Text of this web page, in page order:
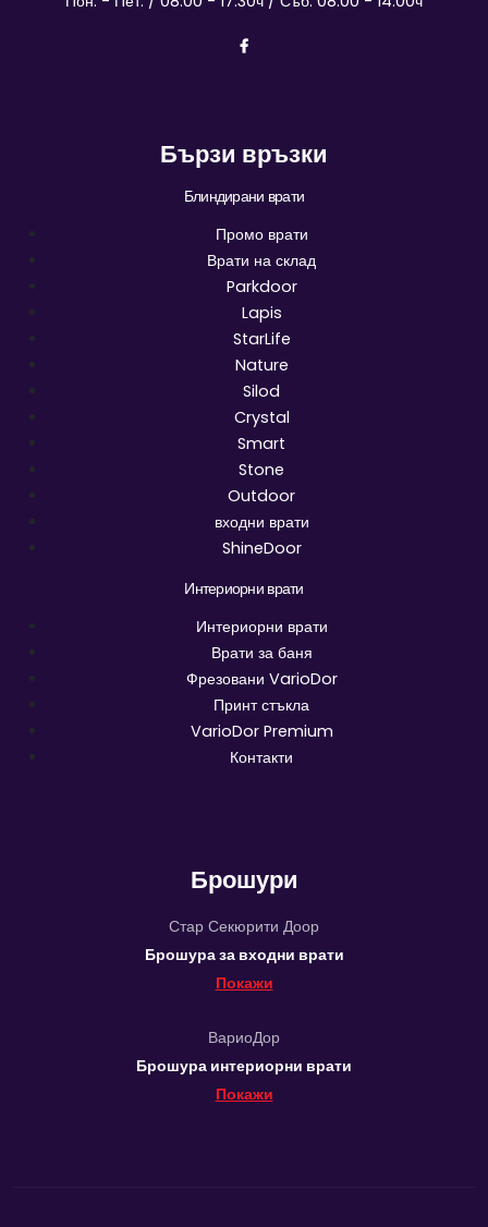
Бързи връзки
Блиндирани врати
Промо врати
Врати на склад
Parkdoor
Lapis
StarLife
Nature
Silod
Crystal
Smart
Stone
Outdoor
входни врати
ShineDoor
Интериорни врати
Интериорни врати
Врати за баня
Фрезовани VarioDor
Принт стъкла
VarioDor Premium
Контакти
Брошури
Стар Секюрити Доор
Брошура за входни врати
Покажи
ВариоДор
Брошура интериорни врати
Покажи